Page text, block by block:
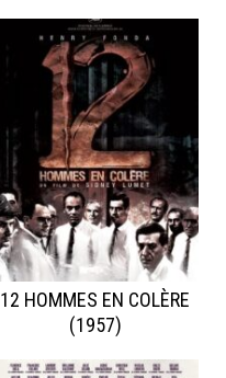
12 HOMMES EN COLÈRE
(1957)